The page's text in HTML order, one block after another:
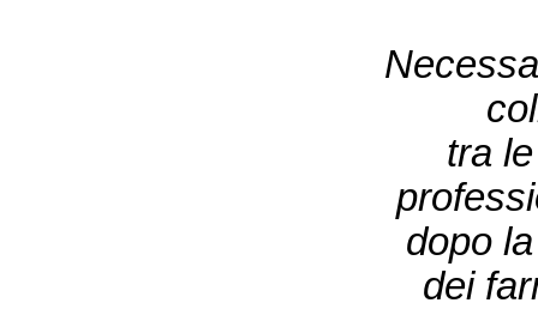
tra
dopo
dei